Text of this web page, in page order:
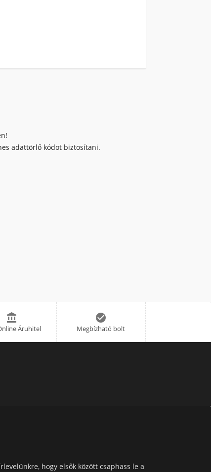
adattörlő kódot biztosítani.

Áruhitel

Megbízható bolt
hogy elsők között csaphass le a